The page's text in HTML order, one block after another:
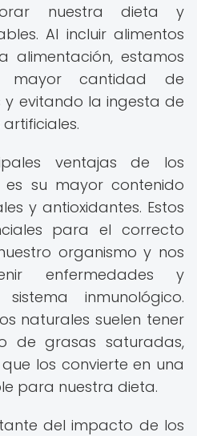
nuestra dieta y
Al incluir alimentos
alimentación, estamos
mayor cantidad de
y evitando la ingesta de
ventajas de los
es su mayor contenido
y antioxidantes. Estos
para el correcto
organismo y nos
enfermedades y
inmunológico.
naturales suelen tener
de grasas saturadas,
los convierte en una
para nuestra dieta.
del impacto de los